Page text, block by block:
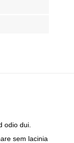
odio dui.
sem lacinia